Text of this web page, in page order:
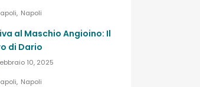
Napoli
al Maschio Angioino: Il
di Dario
10, 2025
Napoli